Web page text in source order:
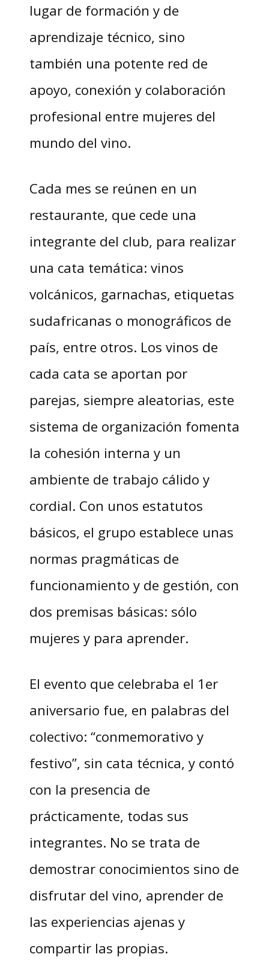
lugar de formación y de
aprendizaje técnico, sino
también una potente red de
apoyo, conexión y colaboración
profesional entre mujeres del
mundo del vino.
Cada mes se reúnen en un
restaurante, que cede una
integrante del club, para realizar
una cata temática: vinos
volcánicos, garnachas, etiquetas
sudafricanas o monográficos de
país, entre otros. Los vinos de
cada cata se aportan por
parejas, siempre aleatorias, este
sistema de organización fomenta
la cohesión interna y un
ambiente de trabajo cálido y
cordial. Con unos estatutos
básicos, el grupo establece unas
normas pragmáticas de
funcionamiento y de gestión, con
dos premisas básicas: sólo
mujeres y para aprender.
El evento que celebraba el 1er
aniversario fue, en palabras del
colectivo: “conmemorativo y
festivo”, sin cata técnica, y contó
con la presencia de
prácticamente, todas sus
integrantes. No se trata de
demostrar conocimientos sino de
disfrutar del vino, aprender de
las experiencias ajenas y
compartir las propias.